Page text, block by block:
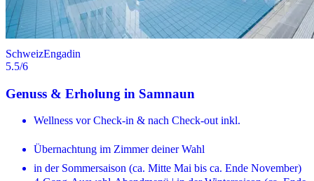
SchweizEngadin
5.5/6
Genuss & Erholung in Samnaun
Wellness vor Check-in & nach Check-out inkl.
Übernachtung im Zimmer deiner Wahl
in der Sommersaison (ca. Mitte Mai bis ca. Ende November)